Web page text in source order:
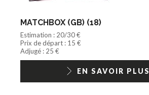
MATCHBOX (GB) (18)
Estimation : 20/30 €
Prix de départ : 15 €
Adjugé : 25 €
EN SAVOIR PLUS